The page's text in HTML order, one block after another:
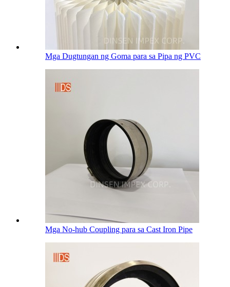
Mga Dugtungan ng Goma para sa Pipa ng PVC
Mga No-hub Coupling para sa Cast Iron Pipe